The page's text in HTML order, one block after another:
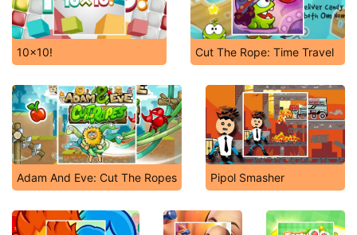
10x10! Cut The Rope: Time Travel
Adam And Eve: Cut The Ropes Pipol Smasher